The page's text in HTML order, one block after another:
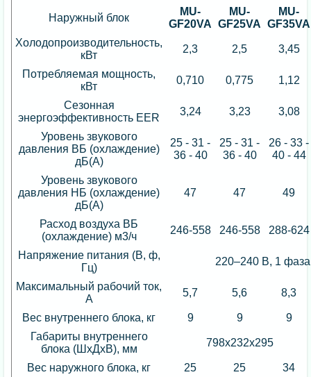
Наружный блок
MU-
GF20VA
MU-
GF25VA
MU-
GF35VA
Холодопроизводительность,
кВт
2,3 2,5 3,45
Потребляемая мощность,
кВт
0,710 0,775 1,12
Сезонная
энергоэффективность EER
3,24 3,23 3,08
Уровень звукового
давления ВБ (охлаждение)
дБ(А)
25 - 31 -
36 - 40
25 - 31 -
36 - 40
26 - 33 -
40 - 44
Уровень звукового
давления НБ (охлаждение)
дБ(А)
47 47 49
Расход воздуха ВБ
(охлаждение) м3/ч
246-558 246-558 288-624
Напряжение питания (В, ф,
Гц)
220–240 B, 1
Максимальный рабочий ток,
А
5,7 5,6 8,3
Вес внутреннего блока, кг 9 9
9
Габариты внутреннего
блока (ШхДхВ), мм
798х232х295
Вес наружного блока, кг 25 25 34